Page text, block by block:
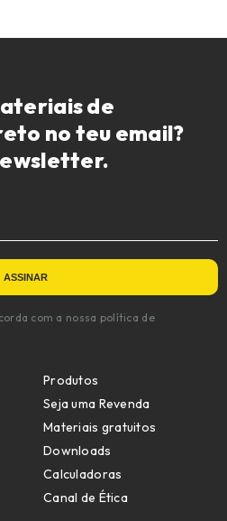
de
no teu email?
com a nossa política de
Produtos
Seja uma Revenda
Materiais gratuitos
Downloads
Calculadoras
Canal de Ética